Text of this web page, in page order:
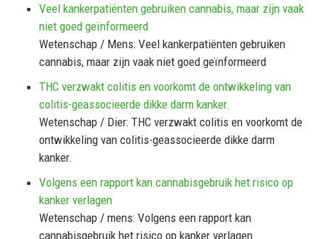
Veel kankerpatiënten gebruiken cannabis, maar zijn vaak
niet goed geïnformeerd
Wetenschap / Mens: Veel kankerpatiënten gebruiken
cannabis, maar zijn vaak niet goed geïnformeerd
THC verzwakt colitis en voorkomt de ontwikkeling van
colitis-geassocieerde dikke darm kanker.
Wetenschap / Dier: THC verzwakt colitis en voorkomt de
ontwikkeling van colitis-geassocieerde dikke darm
kanker.
Volgens een rapport kan cannabisgebruik het risico op
kanker verlagen
Wetenschap / mens: Volgens een rapport kan
cannabisgebruik het risico op kanker verlagen